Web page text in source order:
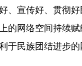
、宣传好、贯彻
的网络空间持续
于民族团结进步的